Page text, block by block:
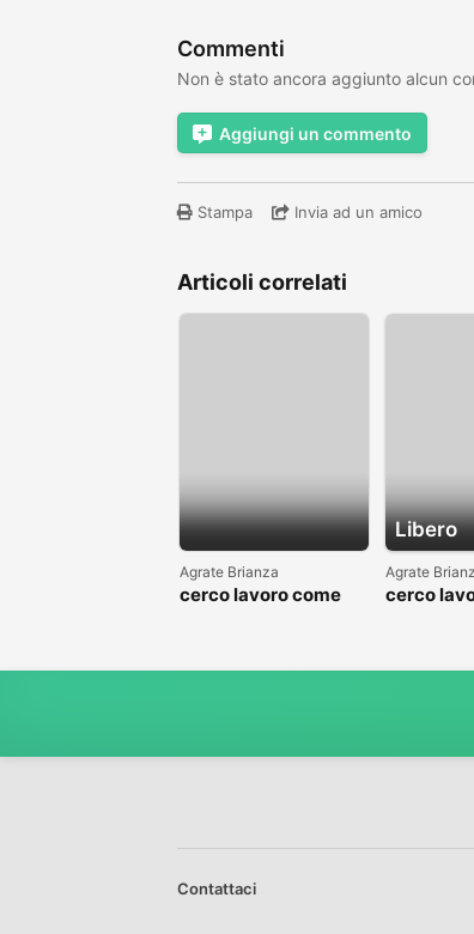
Commenti
Non è stato ancora aggiunto alcun
Aggiungi un commento
Stampa Invia ad un amico
Articoli correlati
Agrate Brianza
cerco lavoro come
Libero
Agrate
cerco
Contattaci